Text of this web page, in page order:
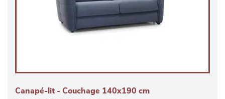
Canapé-lit - Couchage 140x190 cm